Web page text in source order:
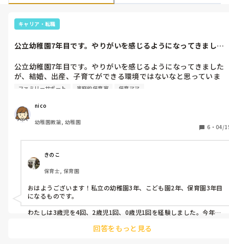
キャリア・転職
公立幼稚園7年目です。やりがいを感じるようになってきました
公立幼稚園7年目です。やりがいを感じるようになってきました
が、結婚、出産、子育てができる環境ではないなと思っていま
す。周りの友達も結婚し、子育てをしています。土日、友達と会
どもはかわいいけど、1人でゆっくりしたい」と話す友達など、
様々な友達、保護者の方を見て、リフレッシュで預けられる場を
作りたいと思っています。託児所を開設した方、託児所で働いて
いる方、保育ママをしている方、メリット、デメリットなど教え
ていただけたら、嬉しいです！
また、幼稚園でしか、働いていないので、保育所で乳児さんを保
育する経験や施設面なども学ぶためにも、何年か働くべきかなと
思っています。
ファミリーサポート 家庭的保育室 保育ママ
nico
幼稚園教諭, 幼稚園
6 ・ 04/
きのこ
保育士, 保育園
おはようございます！私立の幼稚園3年、こども園2年、保育園3年目
になるものです。
わたしは3歳児を4回、2歳児1回、0歳児1回を経験しました。今年は
回答をもっと見る